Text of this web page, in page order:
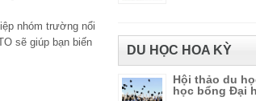
nhóm trường nổi
sẽ giúp bạn biến
DU HỌC HOA KỲ
Hội thảo du
học bổng Đại